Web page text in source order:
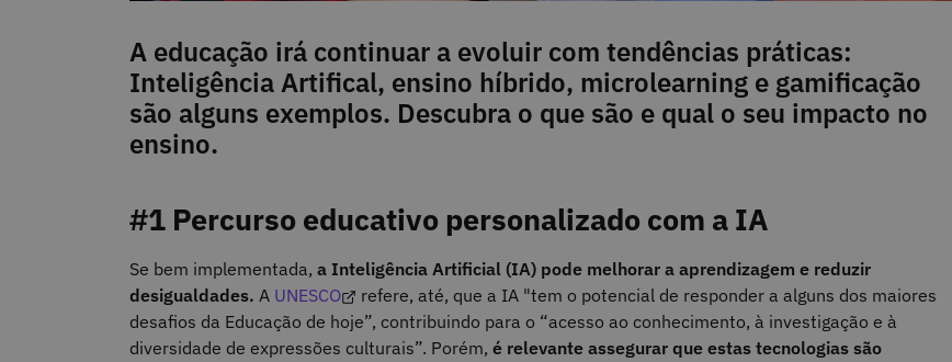
A educação irá continuar a evoluir com tendências práticas:
Inteligência Artifical, ensino híbrido, microlearning e gamificação
são alguns exemplos. Descubra o que são e qual o seu impacto no
ensino.
#1 Percurso educativo personalizado com a IA
Se bem implementada, a Inteligência Artificial (IA) pode melhorar a aprendizagem e reduzir
desigualdades. A UNESCO
refere, até, que a IA "tem o potencial de responder a alguns dos maiores
desafios da Educação de hoje”, contribuindo para o “acesso ao conhecimento, à investigação e à
diversidade de expressões culturais”. Porém, é relevante assegurar que estas tecnologias são